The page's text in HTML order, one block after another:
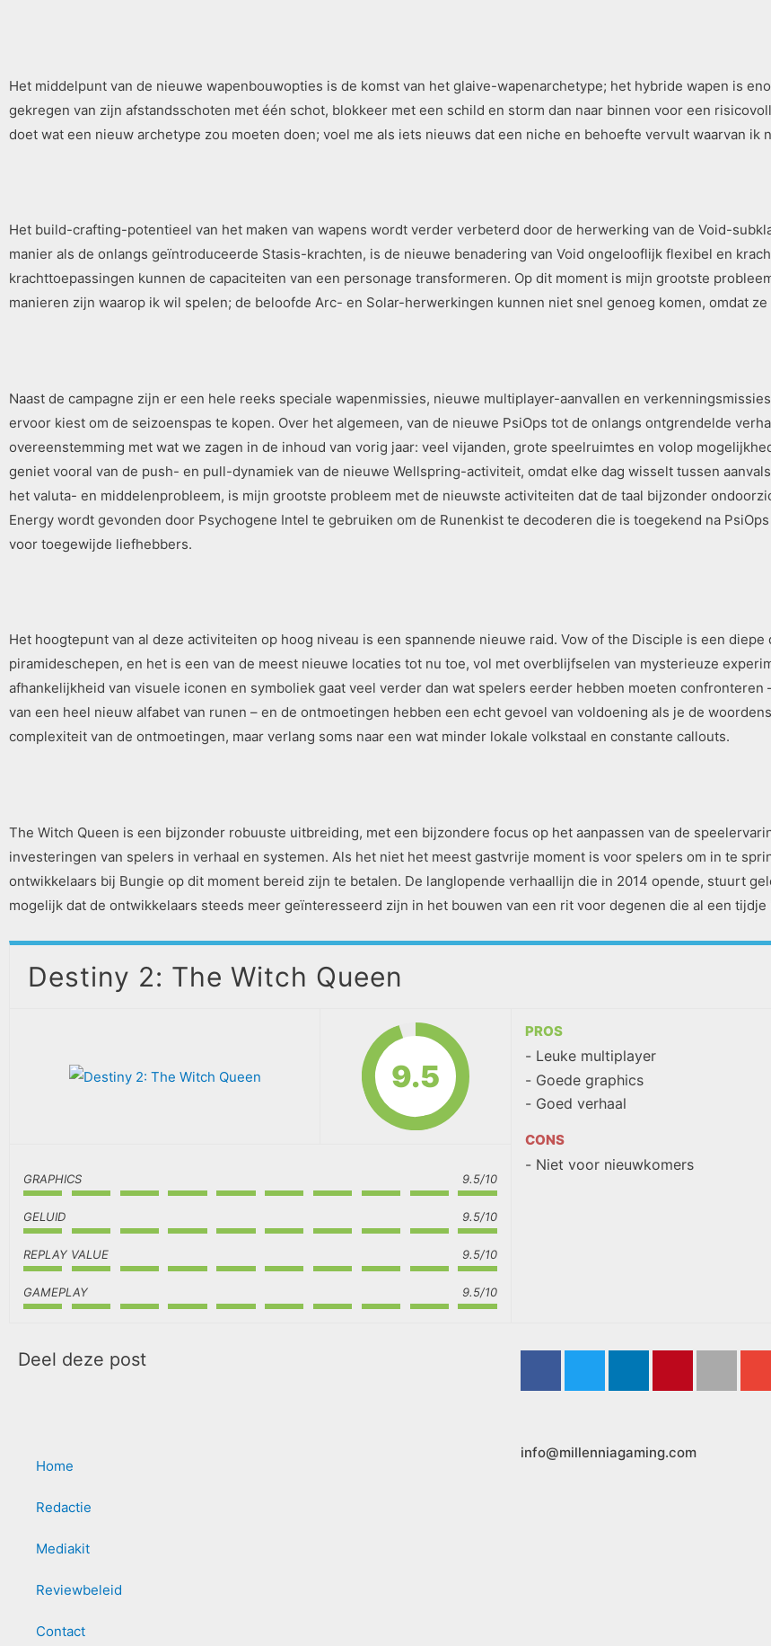
Het middelpunt van de nieuwe wapenbouwopties is de komst van het glaive-wapenarchetype; het hybride wapen is
gekregen van zijn afstandsschoten met één schot, blokkeer met een schild en storm dan naar binnen voor een
doet wat een nieuw archetype zou moeten doen; voel me als iets nieuws dat een niche en behoefte vervult waarvan ik
Het build-crafting-potentieel van het maken van wapens wordt verder verbeterd door de herwerking van de Void-
manier als de onlangs geïntroduceerde Stasis-krachten, is de nieuwe benadering van Void ongelooflijk flexibel en
krachttoepassingen kunnen de capaciteiten van een personage transformeren. Op dit moment is mijn grootste
manieren zijn waarop ik wil spelen; de beloofde Arc- en Solar-herwerkingen kunnen niet snel genoeg komen, omdat
Naast de campagne zijn er een hele reeks speciale wapenmissies, nieuwe multiplayer-aanvallen en
ervoor kiest om de seizoenspas te kopen. Over het algemeen, van de nieuwe PsiOps tot de onlangs ontgrendelde
overeenstemming met wat we zagen in de inhoud van vorig jaar: veel vijanden, grote speelruimtes en volop
geniet vooral van de push- en pull-dynamiek van de nieuwe Wellspring-activiteit, omdat elke dag wisselt tussen
het valuta- en middelenprobleem, is mijn grootste probleem met de nieuwste activiteiten dat de taal bijzonder
Energy wordt gevonden door Psychogene Intel te gebruiken om de Runenkist te decoderen die is toegekend na
voor toegewijde liefhebbers.
Het hoogtepunt van al deze activiteiten op hoog niveau is een spannende nieuwe raid. Vow of the Disciple is een
piramideschepen, en het is een van de meest nieuwe locaties tot nu toe, vol met overblijfselen van mysterieuze
afhankelijkheid van visuele iconen en symboliek gaat veel verder dan wat spelers eerder hebben moeten confronteren
van een heel nieuw alfabet van runen – en de ontmoetingen hebben een echt gevoel van voldoening als je de
complexiteit van de ontmoetingen, maar verlang soms naar een wat minder lokale volkstaal en constante callouts.
The Witch Queen is een bijzonder robuuste uitbreiding, met een bijzondere focus op het aanpassen van de
investeringen van spelers in verhaal en systemen. Als het niet het meest gastvrije moment is voor spelers om in te
ontwikkelaars bij Bungie op dit moment bereid zijn te betalen. De langlopende verhaallijn die in 2014 opende, stuurt
mogelijk dat de ontwikkelaars steeds meer geïnteresseerd zijn in het bouwen van een rit voor degenen die al een
Destiny 2: The Witch Queen
9.5
GRAPHICS 9.5/10
GELUID 9.5/10
REPLAY VALUE 9.5/10
GAMEPLAY 9.5/10
PROS
Leuke multiplayer
Goede graphics
Goed verhaal
CONS
Niet voor nieuwkomers
Deel deze post
Home
Redactie
Mediakit
Reviewbeleid
Contact
info@millenniagaming.com